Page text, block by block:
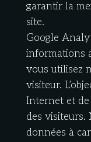
garantir la
site.
Google
informations
vous utilisez
visiteur.
Internet et de
des visiteurs.
données à